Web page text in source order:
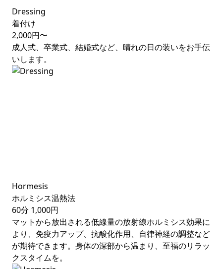
Dressing
着付け
2,000円〜
成人式、卒業式、結婚式など、晴れの日の装いをお手伝
いします。
Hormesis
ホルミシス温熱法
60分 1,000円
マットから放出される低線量の放射線ホルミシス効果に
より、免疫力アップ、抗酸化作用、自律神経の調整など
が期待できます。身体の深部から温まり、至福のリラッ
クスタイムを。